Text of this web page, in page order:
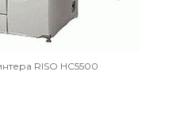
RISO HC5500